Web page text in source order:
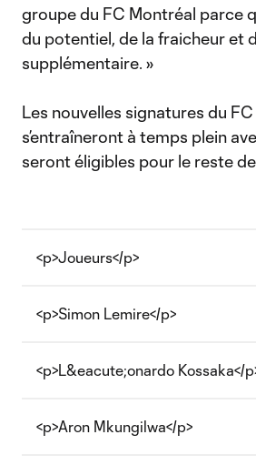
groupe du FC Montréal parce
du potentiel, de la fraicheur et
supplémentaire. »
Les nouvelles signatures du
s’entraîneront à temps plein
seront éligibles pour le reste
<p>Joueurs</p>
<p>Simon Lemire</p>
<p>L&eacute;onardo Kossaka</
<p>Aron Mkungilwa</p>